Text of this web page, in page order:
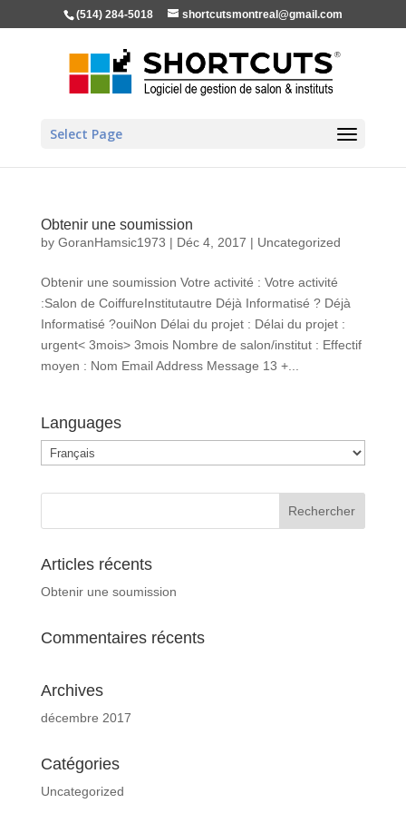
(514) 284-5018 shortcutsmontreal@gmail.com
Select Page
Obtenir une soumission
by GoranHamsic1973 | Déc 4, 2017 | Uncategorized
Obtenir une soumission Votre activité : Votre activité
:Salon de CoiffureInstitutautre Déjà Informatisé ? Déjà
Informatisé ?ouiNon Délai du projet : Délai du projet :
urgent< 3mois> 3mois Nombre de salon/institut : Effectif
moyen : Nom Email Address Message 13 +...
Languages
Languages
Articles récents
Obtenir une soumission
Commentaires récents
Archives
décembre 2017
Catégories
Uncategorized